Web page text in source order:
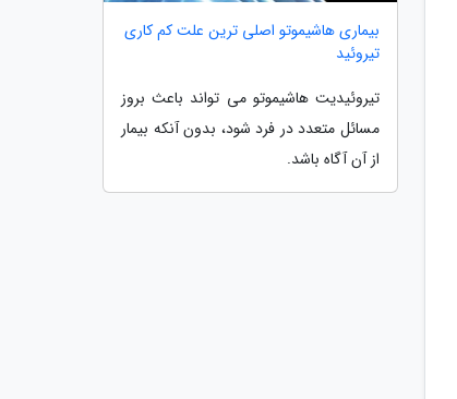
بیماری هاشیموتو اصلی ترین علت کم کاری
تیروئید
تیروئیدیت هاشیموتو می تواند باعث بروز
مسائل متعدد در فرد شود، بدون آنکه بیمار
از آن آگاه باشد.